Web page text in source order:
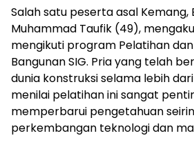
Salah satu peserta asal Kemang,
Muhammad Taufik (49),
mengikuti program Pelatihan
Bangunan SIG. Pria yang telah
dunia konstruksi selama lebih
menilai pelatihan ini sangat
memperbarui pengetahuan
perkembangan teknologi dan